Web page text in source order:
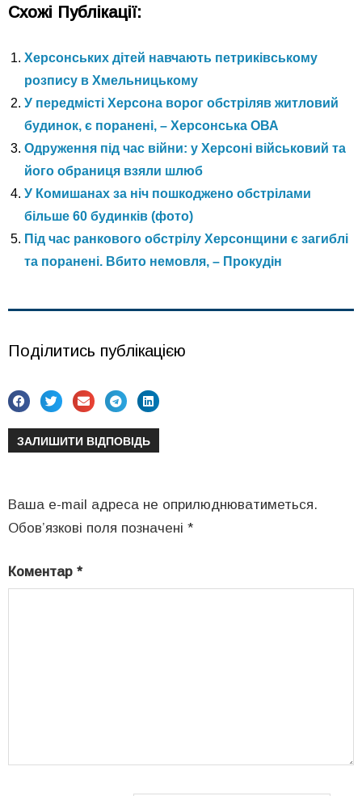
Схожі Публікації:
Херсонських дітей навчають петриківському
розпису в Хмельницькому
У передмісті Херсона ворог обстріляв житловий
будинок, є поранені, – Херсонська ОВА
Одруження під час війни: у Херсоні військовий та
його обраниця взяли шлюб
У Комишанах за ніч пошкоджено обстрілами
більше 60 будинків (фото)
Під час ранкового обстрілу Херсонщини є загиблі
та поранені. Вбито немовля, – Прокудін
Поділитись публікацією
ЗАЛИШИТИ ВІДПОВІДЬ
Ваша e-mail адреса не оприлюднюватиметься.
Обов’язкові поля позначені *
Коментар *